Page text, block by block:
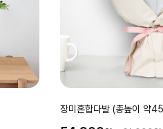
장미혼합다발 (총높이 약